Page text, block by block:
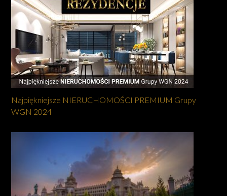
Najpiękniejsze NIERUCHOMOŚCI PREMIUM Grupy
WGN 2024